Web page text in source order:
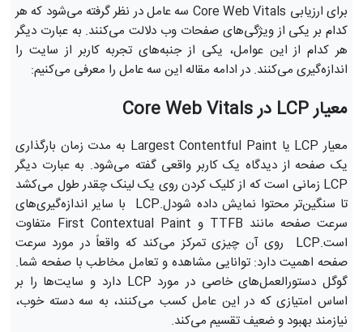
برای ارزیابی Core Web Vitals سه عامل در نظر گرفته می‌شود که هر
کدام بر یکی از ویژگی‌های صفحات وب دلالت می‌کنند. به عبارت دیگر
هر کدام از این عوامل، یکی از جنبه‌های تجربه کاربر از سایت را
اندازه‌گیری می‌کنند. در ادامه مقاله این سه عامل را معرفی می‌کنیم:
معیار LCP در Core Web Vitals
معیار LCP یا Largest Contentful Paint به مدت زمان بارگذاری
یک صفحه از دیدگاه یک کاربر واقعی گفته می‌شود. به عبارت دیگر
LCP زمانی است که از کلیک کردن روی یک لینک چقدر طول می‌کشد
تا سنگین‌تر محتوا نمایش داده شودل.LCP با سایر اندازه‌گیری‌های
سرعت صفحه مانند TTFB و First Contextual Paint متفاوت
است.LCP روی آن چیزی تمرکز می‌کند که واقعاً در مورد سرعت
صفحه اهمیت دارد: توانایی مشاهده و تعامل مخاطب با صفحه شما.
گوگل دستورالعمل‌های خاصی در مورد LCP دارد و سایت‌ها را بر
اساس امتیازی که در این عامل کسب می‌کنند، به سه دسته خوب،
نیازمند بهبود و ضعیف تقسیم می‌کند.